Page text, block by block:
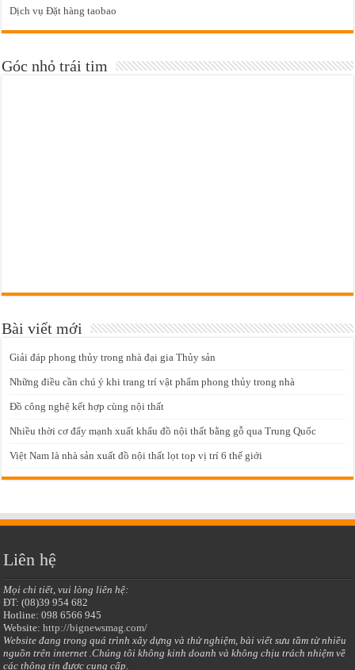
Dịch vụ Đặt hàng taobao
Góc nhỏ trái tim
Bài viết mới
Giải đáp phong thủy trong nhà đại gia Thủy sản
Những điều cần chú ý khi trang trí vật phẩm phong thủy trong nhà
Đồ công nghệ kết hợp cùng nội thất
Nhiều thời cơ đẩy mạnh xuất khẩu đồ nội thất bằng gỗ qua Trung Quốc
Việt Nam là nhà sản xuất đồ nội thất lọt top vị trí 6 thế giới
Liên hệ
Mọi chi tiết, vui lòng liên hệ:
ĐT: (08)39 954 682
Hotline: 098 6566 945
Website:http://bignewsmag.com/
Website đang trong quá trình xây dựng và thử nghiệm, bài viết sưu tầm từ nhiều
nguồn trên internet .Chúng tôi không kinh doanh và không chịu trách nhiệm về
các thông tin được cung cấp.